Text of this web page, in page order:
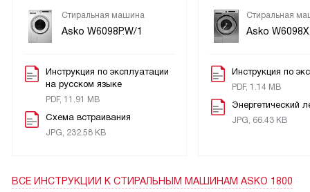
его без проблем, и слив сработал корректно. По мелочам
отмечу функцию антизаминания — бельё выходит более
аккуратным, меньше времени уходит на доглаживание.
уверенный результат при разных типах ткани.
Стиральная машина
Asko W6098P.W/1
Инструкция по эксплуатации
на русском языке
PDF, 11.91 MB
Схема встраивания
JPG, 232.58 KB
Стиральная
Asko
Инструкция по
PDF, 1.14 MB
Энергетический
JPG, 66.43 KB
ВСЕ ИНСТРУКЦИИ К СТИРАЛЬНЫМ МАШИНАМ ASKO 1800